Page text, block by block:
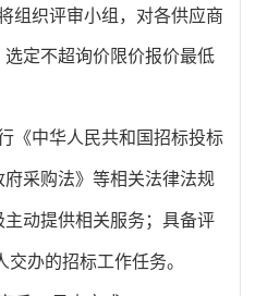
组织评审小组，对各供应商
定不超询价限价报价最低
《中华人民共和国招标投标
采购法》等相关法律法规
动提供相关服务；具备评
交办的招标工作任务。